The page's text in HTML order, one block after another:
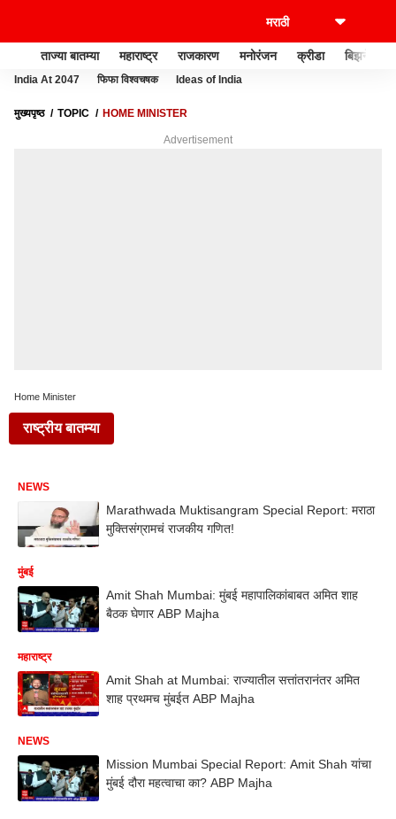
ताज्या बातम्या महाराष्ट्र राजकारण मनोरंजन क्रीडा बिझनेस
India At 2047 फिफा विश्वचषक Ideas of India
मुख्यपृष्ठ TOPIC HOME MINISTER
Advertisement
Home Minister
राष्ट्रीय बातम्या
NEWS
Marathwada Muktisangram Special Report: मराठा
मुक्तिसंग्रामचं राजकीय गणित!
मुंबई
Amit Shah Mumbai: मुंबई महापालिकांबाबत अमित शाह
बैठक घेणार ABP Majha
महाराष्ट्र
Amit Shah at Mumbai: राज्यातील सत्तांतरानंतर अमित
शाह प्रथमच मुंबईत ABP Majha
NEWS
Mission Mumbai Special Report: Amit Shah यांचा
मुंबई दौरा महत्वाचा का? ABP Majha